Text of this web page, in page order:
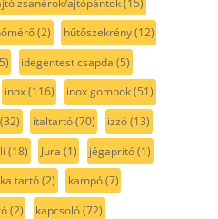
(2) hűtőszekrény(12)
idegentest csapda (5)
inox(116) inox gombok(51)
(32) italtartó(70) izzó(13)
(18) Jura (1) jégaprító(1)
tartó(2) kampó(7)
(2) kapcsoló(72)